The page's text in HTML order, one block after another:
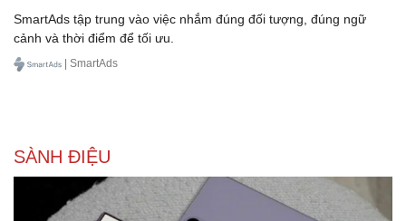
Thông tin doanh nghiệp
Doanh nghiệp 24h
Vì cộng đồng
Trải nghiệm
Chuyển đổi số
SmartAds tập trung vào việc nhắm đúng đối tượng, đúng ngữ
cảnh và thời điểm để tối ưu.
| SmartAds
SÀNH ĐIỆU